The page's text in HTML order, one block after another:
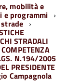
mobilità e
e programmi
STRADALI
N.194/2005
PRESIDENTE
Campagnola